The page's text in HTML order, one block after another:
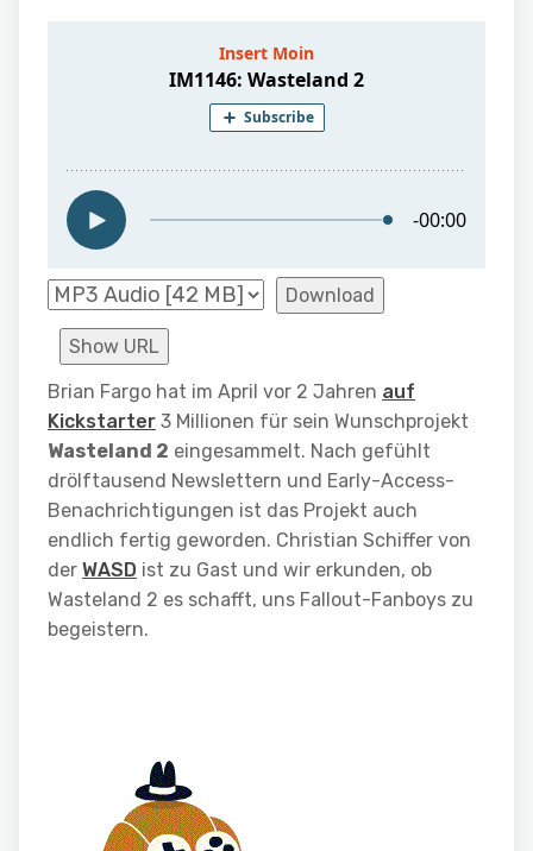
Download
Show URL
Brian Fargo hat im April vor 2 Jahren auf
Kickstarter 3 Millionen für sein Wunschprojekt
Wasteland 2 eingesammelt. Nach gefühlt
drölftausend Newslettern und Early-Access-
Benachrichtigungen ist das Projekt auch
endlich fertig geworden. Christian Schiffer von
der WASD ist zu Gast und wir erkunden, ob
Wasteland 2 es schafft, uns Fallout-Fanboys zu
begeistern.